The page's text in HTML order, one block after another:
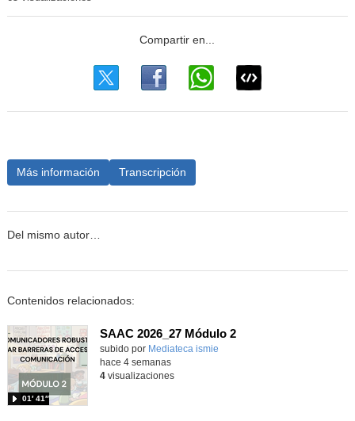
Más información Transcripción
Del mismo autor…
Contenidos relacionados:
SAAC 2026_27 Módulo 2
subido por Mediateca ismie
01′ 41″
hace 4 semanas
4visualizaciones